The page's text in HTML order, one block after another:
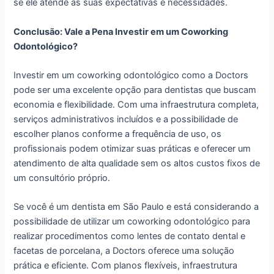
se ele atende às suas expectativas e necessidades.
Conclusão: Vale a Pena Investir em um Coworking
Odontológico?
Investir em um coworking odontológico como a Doctors
pode ser uma excelente opção para dentistas que buscam
economia e flexibilidade. Com uma infraestrutura completa,
serviços administrativos incluídos e a possibilidade de
escolher planos conforme a frequência de uso, os
profissionais podem otimizar suas práticas e oferecer um
atendimento de alta qualidade sem os altos custos fixos de
um consultório próprio.
Se você é um dentista em São Paulo e está considerando a
possibilidade de utilizar um coworking odontológico para
realizar procedimentos como lentes de contato dental e
facetas de porcelana, a Doctors oferece uma solução
prática e eficiente. Com planos flexíveis, infraestrutura